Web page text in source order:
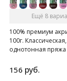
Ещё 8
100% премиум
100г. Классическая,
однотонная пряжа
156 руб.